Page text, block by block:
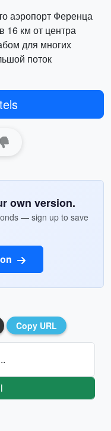
аэропорт Ференца
16 км от центра
для многих
поток
own version.
— sign up to save
Copy URL